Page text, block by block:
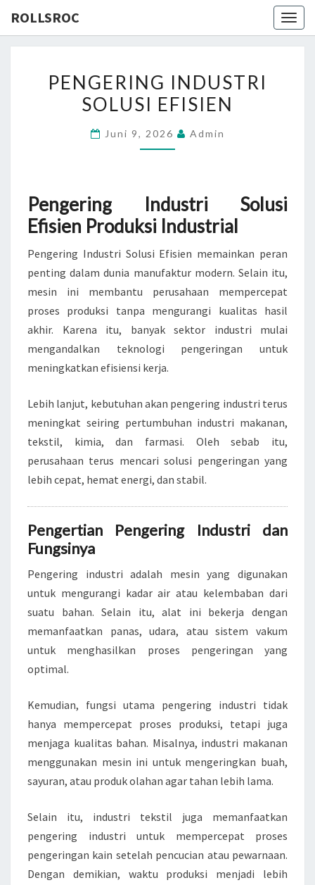
ROLLSROC
INDUSTRI
SOLUSI
PENGERING INDUSTRI
SOLUSI EFISIEN
Juni 9, 2026 Admin
Pengering Industri Solusi
Efisien Produksi Industrial
Pengering Industri Solusi Efisien memainkan peran
penting dalam dunia manufaktur modern. Selain itu,
mesin ini membantu perusahaan mempercepat
proses produksi tanpa mengurangi kualitas hasil
akhir. Karena itu, banyak sektor industri mulai
mengandalkan teknologi pengeringan untuk
meningkatkan efisiensi kerja.
Lebih lanjut, kebutuhan akan pengering industri terus
meningkat seiring pertumbuhan industri makanan,
tekstil, kimia, dan farmasi. Oleh sebab itu,
perusahaan terus mencari solusi pengeringan yang
lebih cepat, hemat energi, dan stabil.
Pengertian Pengering Industri dan
Fungsinya
Pengering industri adalah mesin yang digunakan
untuk mengurangi kadar air atau kelembaban dari
suatu bahan. Selain itu, alat ini bekerja dengan
memanfaatkan panas, udara, atau sistem vakum
untuk menghasilkan proses pengeringan yang
optimal.
Kemudian, fungsi utama pengering industri tidak
hanya mempercepat proses produksi, tetapi juga
menjaga kualitas bahan. Misalnya, industri makanan
menggunakan mesin ini untuk mengeringkan buah,
sayuran, atau produk olahan agar tahan lebih lama.
Selain itu, industri tekstil juga memanfaatkan
pengering industri untuk mempercepat proses
pengeringan kain setelah pencucian atau pewarnaan.
Dengan demikian, waktu produksi menjadi lebih